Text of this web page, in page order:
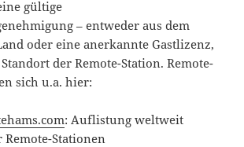
gültige
– entweder aus dem
oder eine anerkannte Gastlizenz,
der Remote-Station. Remote-
sich u.a. hier:
: Auflistung weltweit
Stationen